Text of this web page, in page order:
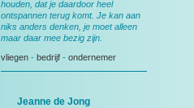
houden, dat je daardoor heel
ontspannen terug komt. Je kan aan
niks anders denken, je moet alleen
maar daar mee bezig zijn.
vliegen - bedrijf - ondernemer
Jeanne de Jong